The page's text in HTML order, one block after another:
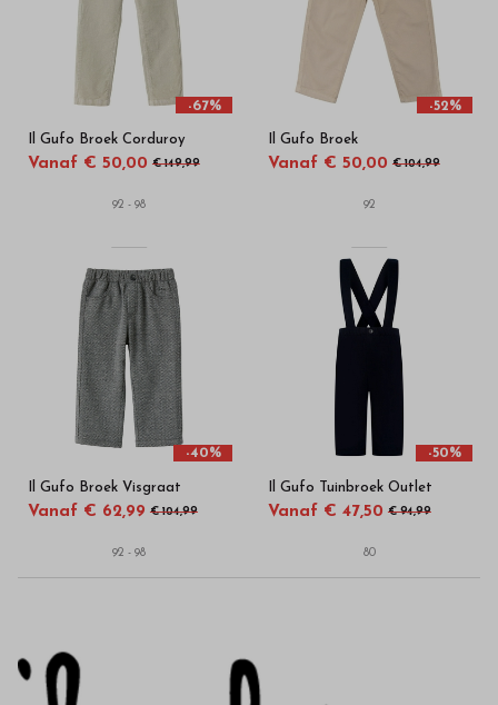
onze
webshop-67%
Il Gufo Broek Corduroy
Vanaf € 50,00 € 149,99
92 - 98
-52%
Il Gufo Broek
Vanaf € 50,00 € 104,99
92
-40%
Il Gufo Broek Visgraat
Vanaf € 62,99 € 104,99
92 - 98
-50%
Il Gufo Tuinbroek Outlet
Vanaf € 47,50 € 94,99
80